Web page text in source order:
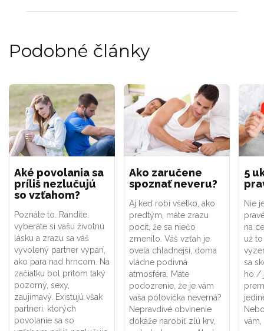
Podobné články
Aké povolania sa
príliš nezlučujú
so vzťahom?
Poznáte to. Randíte,
vyberáte si vašu životnú
lásku a zrazu sa váš
vyvolený partner vyparí,
ako para nad hrncom. Na
začiatku bol pritom taký
pozorný, sexy,
zaujímavý. Existujú však
partneri, ktorých
povolanie sa so
Ako zaručene
spoznať neveru?
Aj keď robí všetko, ako
predtým, máte zrazu
pocit, že sa niečo
zmenilo. Váš vzťah je
oveľa chladnejší, doma
vládne podivná
atmosféra. Máte
podozrenie, že je vám
vaša polovička neverná?
Nepravdivé obvinenie
dokáže narobiť zlú krv,
5
Nie
na
už
sa
ho /
vám,